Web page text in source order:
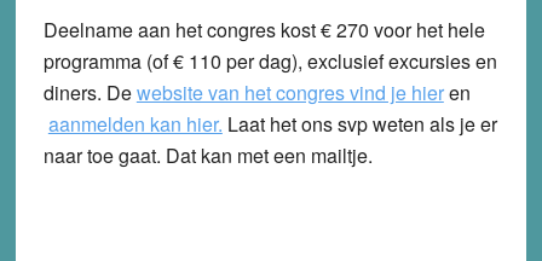
Deelname aan het congres kost € 270 voor het hele
programma (of € 110 per dag), exclusief excursies en
diners. Dewebsite van het congres vind je hieren
aanmelden kan hier. Laat het ons svp weten als je er
naar toe gaat. Dat kan met een mailtje.